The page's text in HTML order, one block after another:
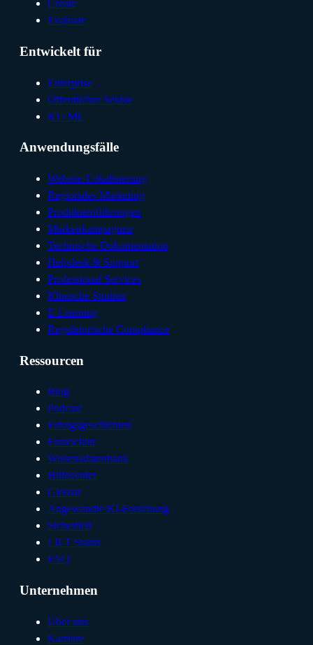
Create
Evaluate
Entwickelt für
Enterprise
Öffentlicher Sektor
KI / ML
Anwendungsfälle
Website-Lokalisierung
Regionales Marketing
Produkteinführungen
Markenkampagnen
Technische Dokumentation
Helpdesk & Support
Professional Services
Klinische Studien
E-Learning
Regulatorische Compliance
Ressourcen
Blog
Podcast
Erfolgsgeschichten
Entwickler
Wissensdatenbank
Hilfecenter
Glossar
Angewandte KI-Forschung
Sicherheit
LILT Status
FAQ
Unternehmen
Über uns
Karriere